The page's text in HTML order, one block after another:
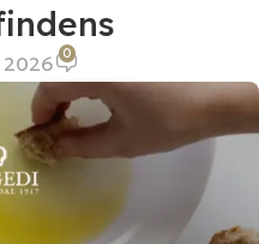
2026 0